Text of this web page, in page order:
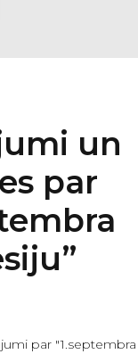
un
par
par